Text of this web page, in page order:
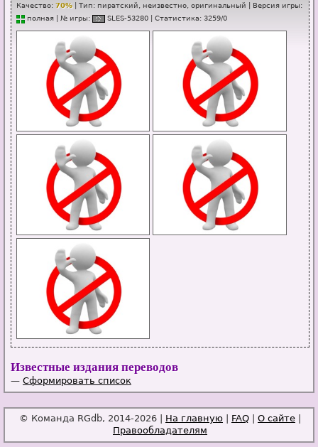
Качество: 70% | Тип: пиратский, неизвестно, оригинальный
| Версия игры:
полная | № игры: SL ES-53280 Статистика: 3259/0
Известные издания переводов
— Сформировать список
© Команда RGdb, 2014-2026 | На главную FAQ О сайте
Правообладателям